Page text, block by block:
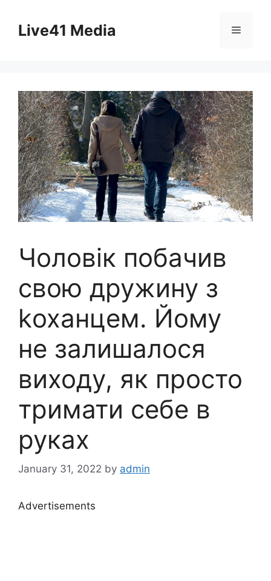
contentLive41 Media Menu
Чоловік побачив
свою дружину з
kоханцем. Йому
не залишалося
виходу, як просто
тримати себе в
руках
January 31, 2022 by admin
Advertisements